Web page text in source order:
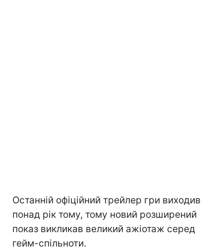
Останній офіційний трейлер гри виходив
понад рік тому, тому новий розширений
показ викликав великий ажіотаж серед
гейм-спільноти.